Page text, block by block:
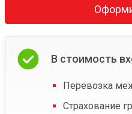
В стоимость
Перевозка
Страхование